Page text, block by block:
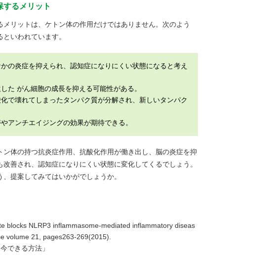
るメリット
リットは、ケトン体の作用だけではありません。次のよう
いわれています。
の炎症を抑えられ、認知症になりにくい状態になると考え
た がん細胞の成長を抑える可能性がある。
で壊れてしまったタンパク質が分解され、新しいタンパク
アンチエイジングの効果が期待できる。
体の持つ抗炎症作用、抗酸化作用が働き出し、脳の炎症を抑
善され、認知症になりにくい状態に変化してくるでしょう。
提案してみてはいかがでしょうか。
blocks NLRP3 inflammasome-mediated inflammatory diseas
volume 21, pages263-269(2015).
できる方法」